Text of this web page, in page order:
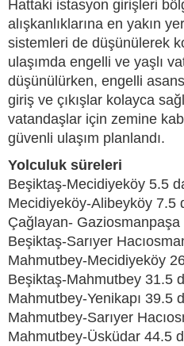
Hattaki istasyon girişleri
alışkanlıklarına en yakın
sistemleri de düşünülerek
ulaşımda engelli ve yaşlı
düşünülürken, engelli
giriş ve çıkışlar kolayca
vatandaşlar için zemine
güvenli ulaşım planlandı.
Yolculuk süreleri
Beşiktaş-Mecidiyeköy 5.5
Mecidiyeköy-Alibeyköy 7.5
Çağlayan- Gaziosmanpaşa
Beşiktaş-Sarıyer
Mahmutbey-Mecidiyeköy
Beşiktaş-Mahmutbey 31.5
Mahmutbey-Yenikapı 39.5
Mahmutbey-Sarıyer
Mahmutbey-Üsküdar 44.5